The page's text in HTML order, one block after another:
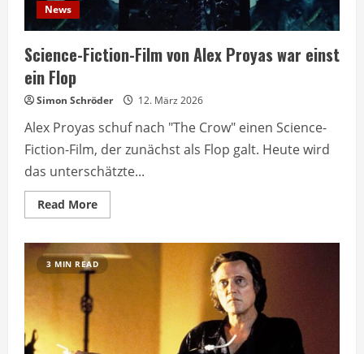
News
Science-Fiction-Film von Alex Proyas war einst
ein Flop
Simon Schröder 12. März 2026
Alex Proyas schuf nach "The Crow" einen Science-
Fiction-Film, der zunächst als Flop galt. Heute wird
das unterschätzte...
Read MoreRead
more
Fiction-
Film
von
war
3 MIN READ